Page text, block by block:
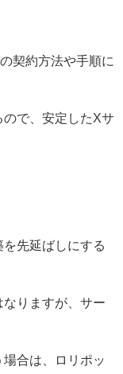
契約方法や手順に
で、安定したXサ
先延ばしにする
りますが、サー
合は、ロリポッ